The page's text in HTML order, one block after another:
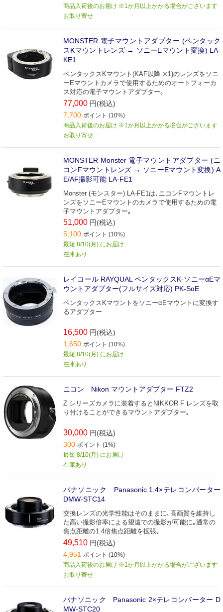
商品入荷後のお届け ※1か月以上かかる場合がございます
お取り寄せ
MONSTER 電子マウントアダプター (ペンタック
スKマウントレンズ → ソニーEマウント変換) LA-
KE1
ペンタックスKマウント(KAF以降 ※1)のレンズをソニ
ーEマウントカメラで使用するためのオートフォーカ
ス対応の電子マウントアダプター｡
77,000 円(税込)
7,700 ポイント (10%)
商品入荷後のお届け ※1か月以上かかる場合がございます
お取り寄せ
MONSTER Monster 電子マウントアダプター (ニ
コンFマウントレンズ → ソニーEマウント変換) A
E/AF撮影可能 LA-FE1
Monster (モンスター) LA-FE1は､ニコンFマウントレ
ンズをソニーEマウントのカメラで使用するための電
子マウントアダプター｡
51,000 円(税込)
5,100 ポイント (10%)
最短 8/10(月) にお届け
在庫あり
レイコール RAYQUAL ペンタックスK-ソニーαEマ
ウントアダプター(フルサイズ対応) PK‐SαE
ペンタックスKマウントをソニーαEマウントに変換す
るアダプター
16,500 円(税込)
1,650 ポイント (10%)
最短 8/10(月) にお届け
在庫あり
ニコン Nikon マウントアダプター FTZ2
Z シリーズカメラに装着するとNIKKOR F レンズを取
り付けることができるマウントアダプター｡
30,000 円(税込)
300 ポイント (1%)
最短 8/10(月) にお届け
在庫あり
パナソニック Panasonic 1.4×テレコンバーター
DMW-STC14
交換レンズの光学性能はそのままに､高画質を維持し
た高い撮影倍率による望遠での撮影が可能に｡通常の
焦点距離の1.4倍焦点距離を拡張｡
49,510 円(税込)
4,951 ポイント (10%)
商品入荷後のお届け ※1か月以上かかる場合がございます
お取り寄せ
パナソニック Panasonic 2×テレコンバーター D
MW-STC20